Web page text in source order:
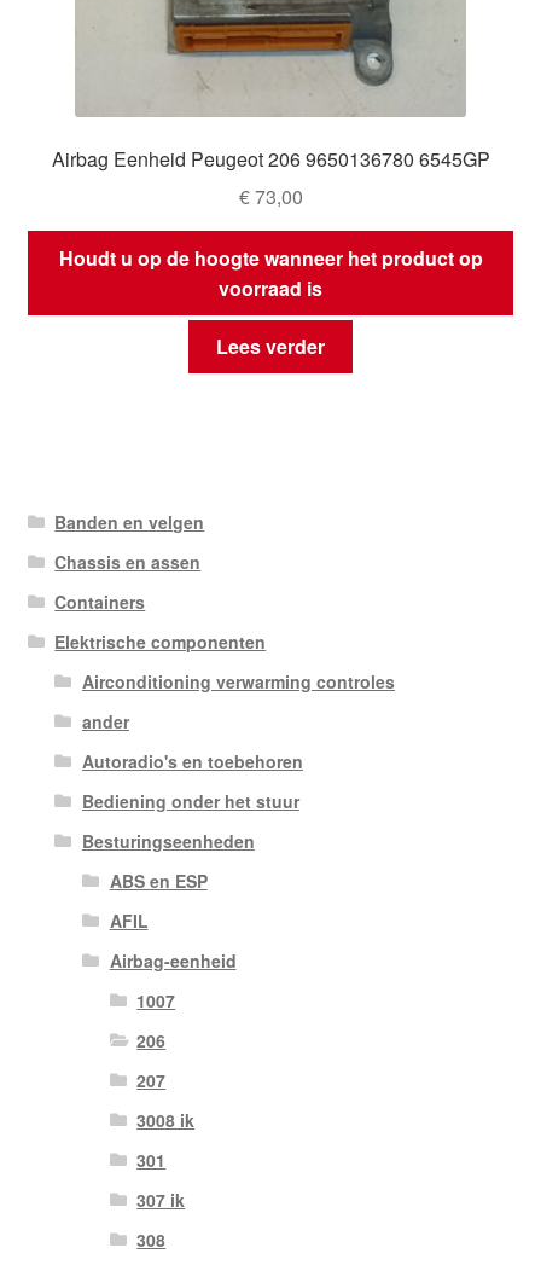
Airbag Eenheid Peugeot 206 9650136780 6545GP
€73,00
Houdt u op de hoogte wanneer het product op
voorraad is
Lees verder
Banden en velgen
Chassis en assen
Containers
Elektrische componenten
Airconditioning verwarming controles
ander
Autoradio's en toebehoren
Bediening onder het stuur
Besturingseenheden
ABS en ESP
AFIL
Airbag-eenheid
1007
206
207
3008 ik
301
307 ik
308